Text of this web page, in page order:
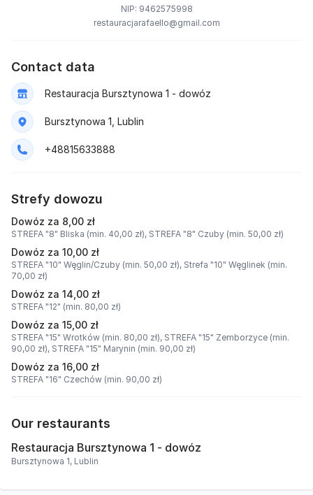
NIP: 9462575998
restauracjarafaello@gmail.com
Contact data
Restauracja Bursztynowa 1 - dowóz
Bursztynowa 1, Lublin
+48815633888
Strefy dowozu
Dowóz za 8,00 zł
STREFA "8" Bliska (min. 40,00 zł), STREFA "8" Czuby (min. 50,00 zł)
Dowóz za 10,00 zł
STREFA "10" Węglin/Czuby (min. 50,00 zł), Strefa "10" Węglinek (min.
70,00 zł)
Dowóz za 14,00 zł
STREFA "12" (min. 80,00 zł)
Dowóz za 15,00 zł
STREFA "15" Wrotków (min. 80,00 zł), STREFA "15" Zemborzyce (min.
90,00 zł), STREFA "15" Marynin (min. 90,00 zł)
Dowóz za 16,00 zł
STREFA "16" Czechów (min. 90,00 zł)
Our restaurants
Restauracja Bursztynowa 1 - dowóz
Bursztynowa 1, Lublin